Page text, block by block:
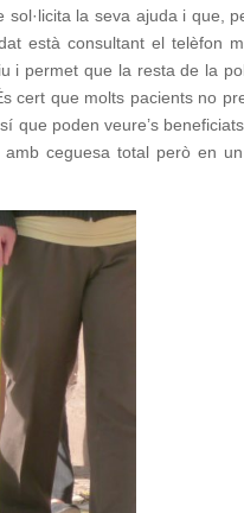
la seva ajuda i que,
està consultant el telèfon
i permet que la resta de la
cert que molts pacients no
que poden veure’s
ceguesa total però en